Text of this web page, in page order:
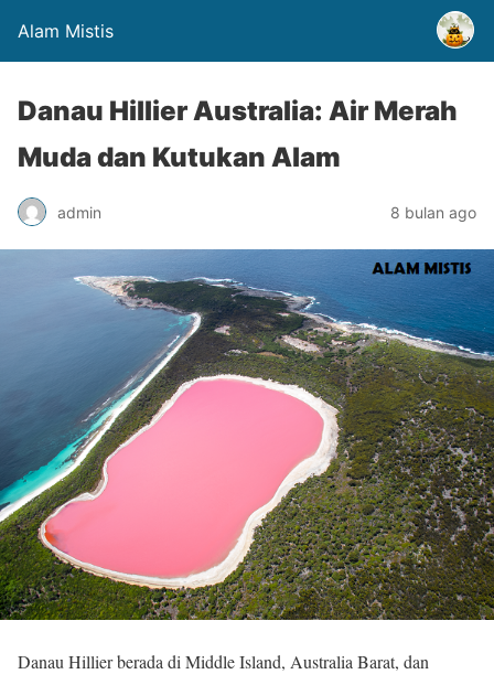
Alam Mistis
Danau Hillier Australia: Air Merah
Muda dan Kutukan Alam
admin 8 bulan ago
Danau Hillier berada di Middle Island, Australia Barat, dan